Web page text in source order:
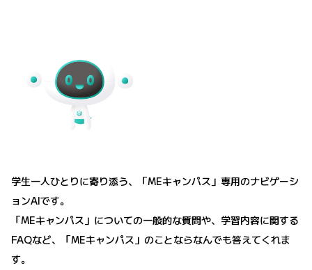
学生一人ひとりに寄り添う、「MEキャンパス」専用のナビゲーシ
ョンAIです。
「MEキャンパス」についての一般的な質問や、学習内容に関する
FAQなど、「MEキャンパス」のことならなんでも答えてくれま
す。